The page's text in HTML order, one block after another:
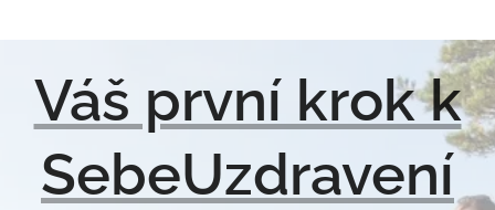
Váš první krok k
SebeUzdravení